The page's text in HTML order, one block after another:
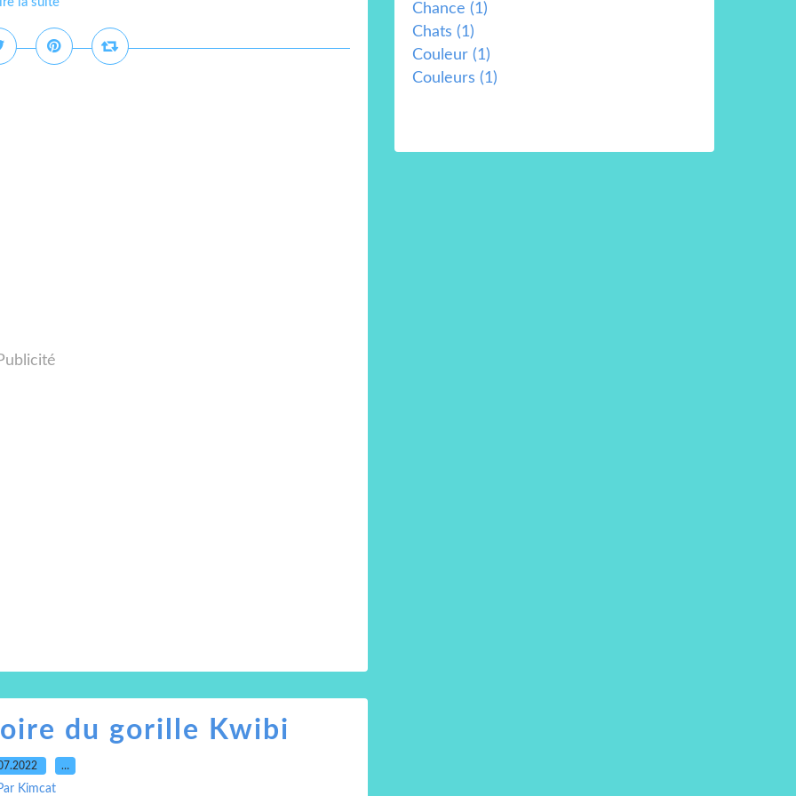
du gorille Kwibi
…
Kimcat
Chance (1)
Chats (1)
Couleur (1)
Couleurs (1)